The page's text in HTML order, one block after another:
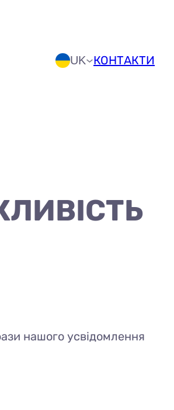
UK КОНТАКТИ
нашого усвідомлення